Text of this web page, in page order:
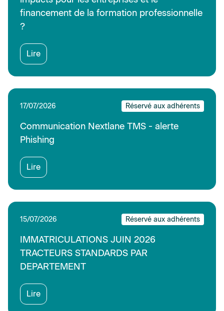
financement de la formation professionnelle
?
Lire
17/07/2026 Réservé aux adhérents
Communication Nextlane TMS - alerte
Phishing
Lire
15/07/2026 Réservé aux adhérents
IMMATRICULATIONS JUIN 2026
TRACTEURS STANDARDS PAR
DEPARTEMENT
Lire